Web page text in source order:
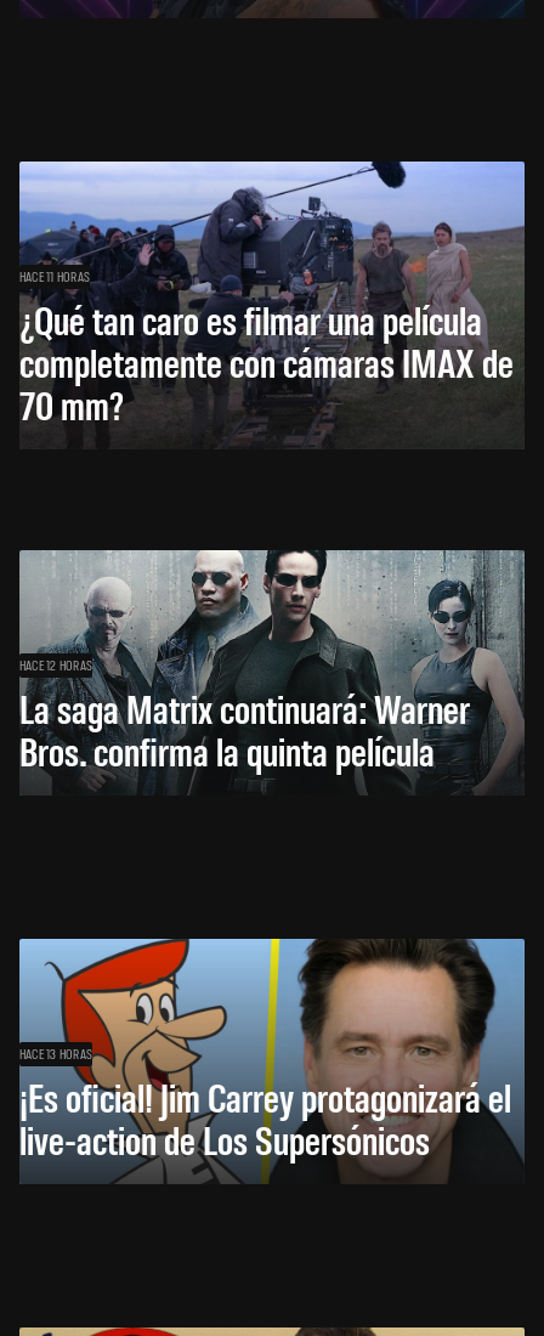
HACE 11 HORAS
¿Qué tan caro es filmar una película
completamente con cámaras IMAX de
70 mm?
HACE 12 HORAS
La saga Matrix continuará: Warner
Bros. confirma la quinta película
HACE 13 HORAS
¡Es oficial! Jim Carrey protagonizará el
live-action de Los Supersónicos